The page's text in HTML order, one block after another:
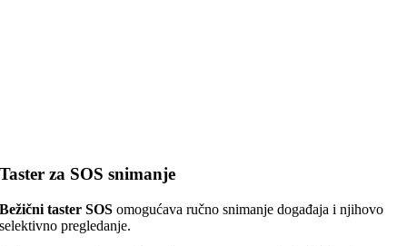
Taster za SOS snimanje
Bežični taster SOS omogućava ručno snimanje događaja i njihovo
selektivno pregledanje.